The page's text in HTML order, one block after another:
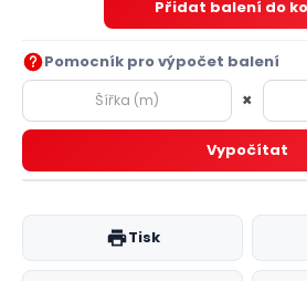
Přidat balení do
Pomocník pro výpočet balení
×
Vypočítat
Tisk